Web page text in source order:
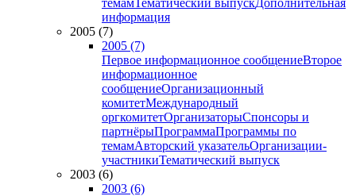
темамТематический выпускДополнительная
информация
2005 (7)
2005 (7)
Первое информационное сообщениеВторое
информационное
сообщениеОрганизационный
комитетМеждународный
оргкомитетОрганизаторыСпонсоры и
партнёрыПрограммаПрограммы по
темамАвторский указательОрганизации-
участникиТематический выпуск
2003 (6)
2003 (6)